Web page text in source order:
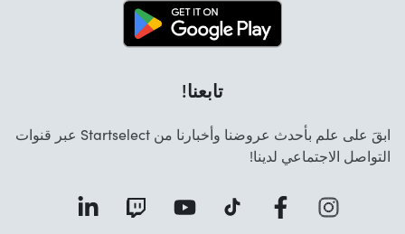
تابعنا!
ابقَ على علم بأحدث عروضنا وأخبارنا من Startselect عبر قنوات
التواصل الاجتماعي لدينا!